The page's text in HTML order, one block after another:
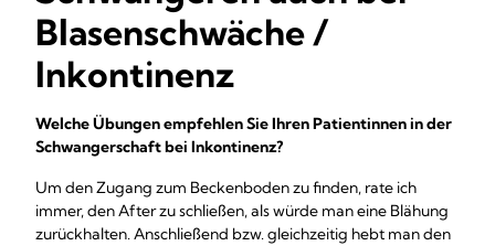
Blasenschwäche /
Inkontinenz
Welche Übungen empfehlen Sie Ihren Patientinnen in der
Schwangerschaft bei Inkontinenz?
Um den Zugang zum Beckenboden zu finden, rate ich
immer, den After zu schließen, als würde man eine Blähung
zurückhalten. Anschließend bzw. gleichzeitig hebt man den